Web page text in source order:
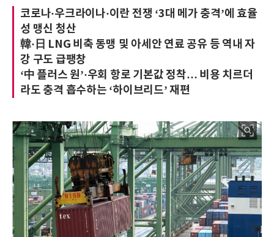
코로나·우크라이나·이란 전쟁 ‘3대 메가 충격’에 효율
성 맹신 청산
韓·日 LNG 비축 동맹 및 아세안 연료 공유 등 역내 자
강 구도 급팽창
‘中 플러스 원’·우회 항로 기본값 정착… 비용 치르더
라도 충격 흡수하는 ‘하이브리드’ 재편